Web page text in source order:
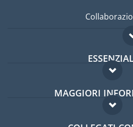
Forum per
Guida per
MAGGIORI
Domande